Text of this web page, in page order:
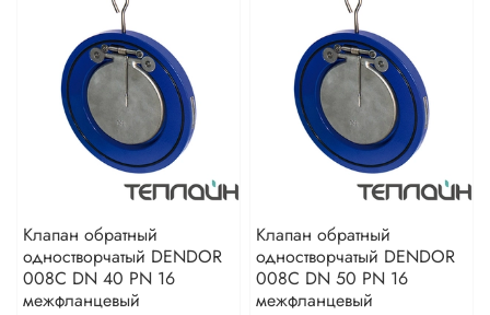
Клапан обратный
одностворчатый DENDOR
008С DN 40 PN 16
межфланцевый
Клапан обратный
одностворчатый DENDOR
008С DN 50 PN 16
межфланцевый